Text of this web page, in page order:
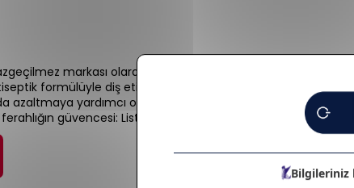
markası olarak etkili ağız gargaralarıyla bilinir. Bakteri
formülüyle diş eti sağlığını korur. Nefes tazeliği sunarken
yardımcı olur. Farklı aromalarla her kullanıcıya
güvencesi: Listerine.